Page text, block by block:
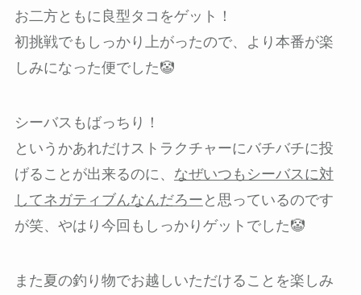
お二方ともに良型タコをゲット！
初挑戦でもしっかり上がったので、より本番が楽
しみになった便でした🤡
シーバスもばっちり！
というかあれだけストラクチャーにバチバチに投
げることが出来るのに、 なぜいつもシーバスに対
してネガティブんなんだろー と思っているのです
が笑、やはり今回もしっかりゲットでした🤡
また夏の釣り物でお越しいただけることを楽しみ